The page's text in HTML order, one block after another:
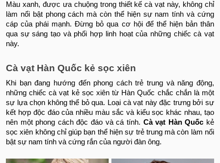
Màu xanh, được ưa chuộng trong thiết kế cà vạt này, không chỉ
làm nổi bật phong cách mà còn thể hiện sự nam tính và cứng
cáp của phái mạnh. Đừng bỏ qua cơ hội để thể hiện bản thân
qua sự sáng tạo và phối hợp linh hoạt của những chiếc cà vạt
này.
Cà vạt Hàn Quốc kẻ sọc xiên
Khi bạn đang hướng đến phong cách trẻ trung và năng động,
những chiếc cà vạt kẻ sọc xiên từ Hàn Quốc chắc chắn là một
sự lựa chọn không thể bỏ qua. Loại cà vạt này đặc trưng bởi sự
kết hợp độc đáo của nhiều màu sắc và kiểu sọc khác nhau, tạo
nên một phong cách độc đáo và cá tính. Cà vạt Hàn Quốc kẻ
sọc xiên không chỉ giúp bạn thể hiện sự trẻ trung mà còn làm nổi
bật sự nam tính và cứng rắn của người đàn ông.